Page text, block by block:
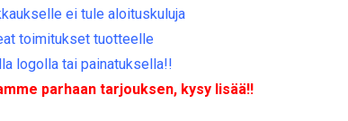
ei tule aloituskuluja
toimitukset tuotteelle
logolla tai painatuksella!!
parhaan tarjouksen, kysy lisää!!